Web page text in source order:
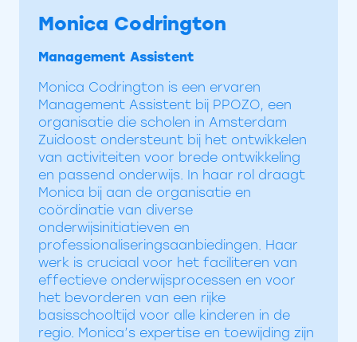
Monica Codrington
Management Assistent
Monica Codrington is een ervaren
Management Assistent bij PPOZO, een
organisatie die scholen in Amsterdam
Zuidoost ondersteunt bij het ontwikkelen
van activiteiten voor brede ontwikkeling
en passend onderwijs. In haar rol draagt
Monica bij aan de organisatie en
coördinatie van diverse
onderwijsinitiatieven en
professionaliseringsaanbiedingen. Haar
werk is cruciaal voor het faciliteren van
effectieve onderwijsprocessen en voor
het bevorderen van een rijke
basisschooltijd voor alle kinderen in de
regio. Monica’s expertise en toewijding zijn